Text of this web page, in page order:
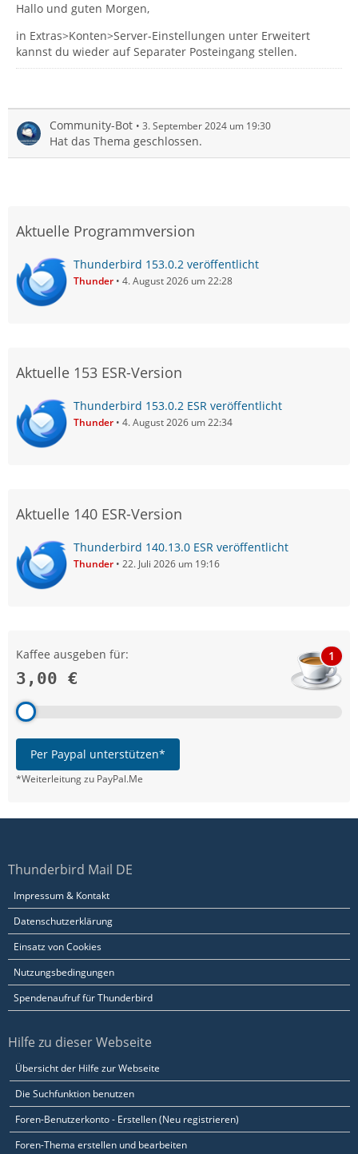
Hallo und guten Morgen,
in Extras>Konten>Server-Einstellungen unter Erweitert
kannst du wieder auf Separater Posteingang stellen.
Community-Bot 3. September 2024 um 19:30
Hat das Thema geschlossen.
Aktuelle Programmversion
Thunderbird 153.0.2 veröffentlicht
Thunder 4. August 2026 um 22:28
Aktuelle 153 ESR-Version
Thunderbird 153.0.2 ESR veröffentlicht
Thunder 4. August 2026 um 22:34
Aktuelle 140 ESR-Version
Thunderbird 140.13.0 ESR veröffentlicht
Thunder 22. Juli 2026 um 19:16
Kaffee ausgeben für:
3,00 €
1
Per Paypal unterstützen*
*Weiterleitung zu PayPal.Me
Thunderbird Mail DE
Impressum & Kontakt
Datenschutzerklärung
Einsatz von Cookies
Nutzungsbedingungen
Spendenaufruf für Thunderbird
Hilfe zu dieser Webseite
Übersicht der Hilfe zur Webseite
Die Suchfunktion benutzen
Foren-Benutzerkonto - Erstellen (Neu registrieren)
Foren-Thema erstellen und bearbeiten